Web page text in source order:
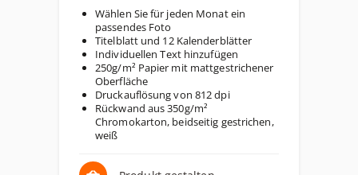
Wählen Sie für jeden Monat ein
passendes Foto
Titelblatt und 12 Kalenderblätter
Individuellen Text hinzufügen
250g/m² Papier mit mattgestrichener
Oberfläche
Druckauflösung von 812 dpi
Rückwand aus 350g/m²
Chromokarton, beidseitig gestrichen,
weiß